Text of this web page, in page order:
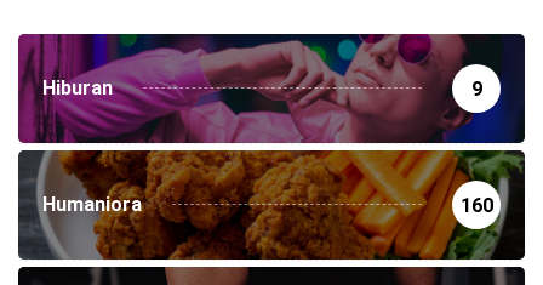
Hiburan 9
Humaniora 160